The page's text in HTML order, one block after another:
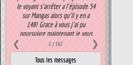
le voyant s’arrêter a l'épisode 54
sur Mangas alors qu'il y en a
148! Grace à vous j'ai pu
poursuivre maintenant je vous
demande comme beaucoup l'ont
déjà fait de continuer ce que "
Note :19/20
❮ 2 / 182 ❯